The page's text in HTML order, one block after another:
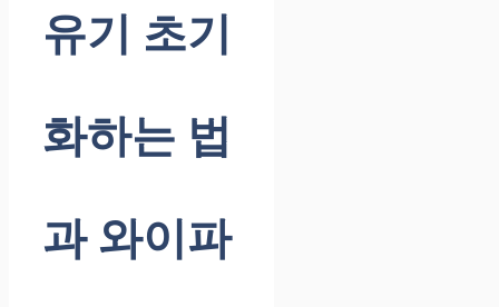
유기 초기
화하는 법
과 와이파